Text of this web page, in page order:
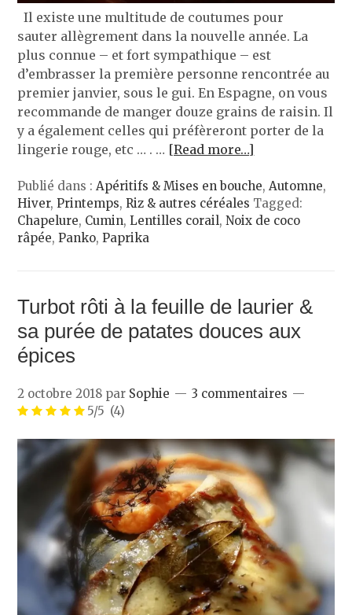
Il existe une multitude de coutumes pour
sauter allègrement dans la nouvelle année. La
plus connue – et fort sympathique – est
d’embrasser la première personne rencontrée au
premier janvier, sous le gui. En Espagne, on vous
recommande de manger douze grains de raisin. Il
y a également celles qui préfèreront porter de la
lingerie rouge, etc … . … [Read more…]
Publié dans : Apéritifs & Mises en bouche, Automne,
Hiver,Printemps,Riz & autres céréales Tagged:
Chapelure, Cumin,Lentilles corail,Noix de coco
râpée,Panko,Paprika
Turbot rôti à la feuille de laurier &
sa purée de patates douces aux
épices
2 octobre 2018 par Sophie
3 commentaires
5/5 (4)